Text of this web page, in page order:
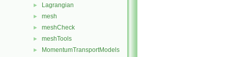
► Lagrangian
► mesh
► meshCheck
► meshTools
► MomentumTransportModels